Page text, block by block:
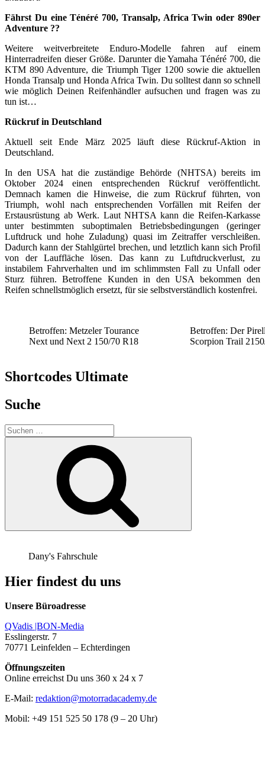
Fährst Du eine Ténéré 700, Transalp, Africa Twin oder 890er
Adventure ??
Weitere weitverbreitete Enduro-Modelle fahren auf einem
Hinterradreifen dieser Größe. Darunter die Yamaha Ténéré 700, die
KTM 890 Adventure, die Triumph Tiger 1200 sowie die aktuellen
Honda Transalp und Honda Africa Twin. Du solltest dann so schnell
wie möglich Deinen Reifenhändler aufsuchen und fragen was zu
tun ist…
Rückruf in Deutschland
Aktuell seit Ende März 2025 läuft diese Rückruf-Aktion in
Deutschland.
In den USA hat die zuständige Behörde (NHTSA) bereits im
Oktober 2024 einen entsprechenden Rückruf veröffentlicht.
Demnach kamen die Hinweise, die zum Rückruf führten, von
Triumph, wohl nach entsprechenden Vorfällen mit Reifen der
Erstausrüstung ab Werk. Laut NHTSA kann die Reifen-Karkasse
unter bestimmten suboptimalen Betriebsbedingungen (geringer
Luftdruck und hohe Zuladung) quasi im Zeitraffer verschleißen.
Dadurch kann der Stahlgürtel brechen, und letztlich kann sich Profil
von der Lauffläche lösen. Das kann zu Luftdruckverlust, zu
instabilem Fahrverhalten und im schlimmsten Fall zu Unfall oder
Sturz führen. Betroffene Kunden in den USA bekommen den
Reifen schnellstmöglich ersetzt, für sie selbstverständlich kostenfrei.
Betroffen: Metzeler Tourance
Next und Next 2 150/70 R18
Betroffen: Der
Scorpion Trail
Shortcodes Ultimate
Suche
Suchen
nach:
Dany's Fahrschule
Hier findest du uns
Unsere Büroadresse
QVadis |BON-Media
Esslingerstr. 7
70771 Leinfelden – Echterdingen
Öffnungszeiten
Online erreichst Du uns 360 x 24 x 7
E-Mail: redaktion@motorradacademy.de
Mobil: +49 151 525 50 178 (9 – 20 Uhr)